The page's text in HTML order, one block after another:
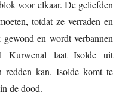
voor elkaar. De geliefden
totdat ze verraden en
en wordt verbannen
Kurwenal laat Isolde uit
redden kan. Isolde komt te
de dood.